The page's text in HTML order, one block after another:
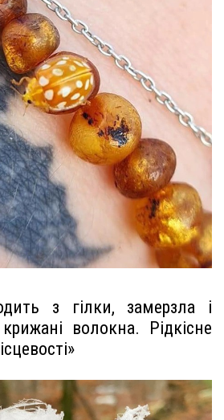
з гілки, замерзла і
волокна. Рідкісне